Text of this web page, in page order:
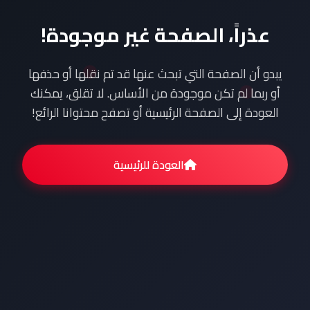
عذراً، الصفحة غير موجودة!
يبدو أن الصفحة التي تبحث عنها قد تم نقلها أو حذفها
أو ربما لم تكن موجودة من الأساس. لا تقلق، يمكنك
العودة إلى الصفحة الرئيسية أو تصفح محتوانا الرائع!
العودة للرئيسية